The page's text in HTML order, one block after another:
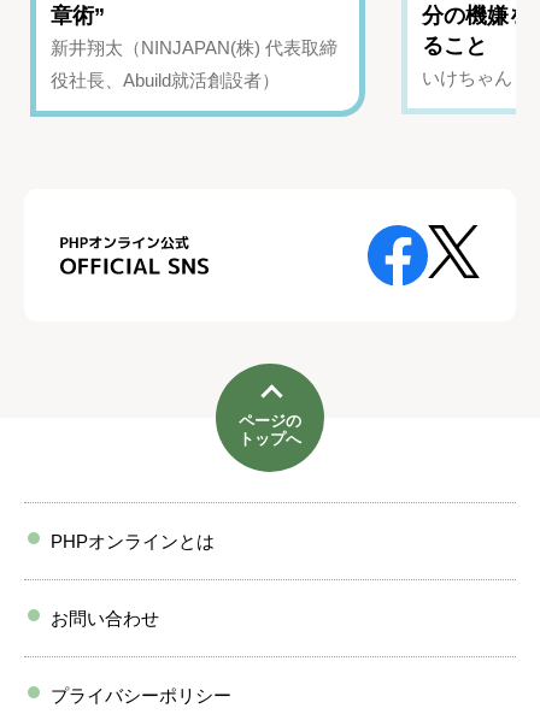
章術”
新井翔太（NINJAPAN(株) 代表取締
役社長、Abuild就活創設者）
分の機嫌を
ること
いけちゃん（
ページの
トップへ
PHPオンラインとは
お問い合わせ
プライバシーポリシー